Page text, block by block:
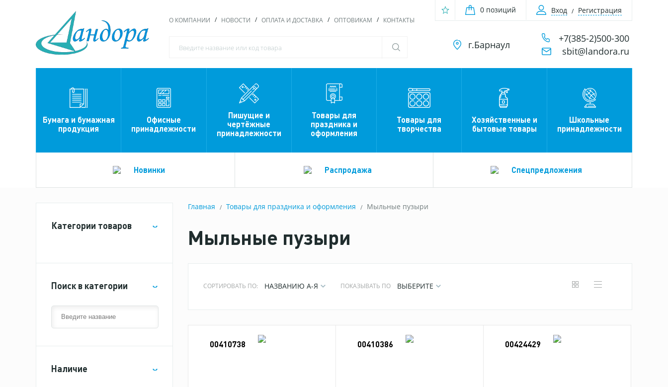
О КОМПАНИИ НОВОСТИ ОПЛАТА И ДОСТАВКА ОПТОВИКАМ КОНТАКТЫ
0 позиций Вход Регистрация
г.Барнаул
+7(385-2)500-300
sbit@landora.ru
Бумага и бумажная
продукция
Офисные
принадлежности
Пишущие и
чертёжные
принадлежности
Товары для
праздника и
оформления
Товары для
творчества
Хозяйственные и
бытовые товары
Школьные
принадлежности
Новинки Распродажа Спецпредложения
Категории товаров
Поиск в категории
Наличие
Главная Товары для праздника и оформления Мыльные пузыри
Мыльные пузыри
СОРТИРОВАТЬ ПО: НАЗВАНИЮ А-Я ПОКАЗЫВАТЬ ПО ВЫБЕРИТЕ
00410738 00410386 00424429